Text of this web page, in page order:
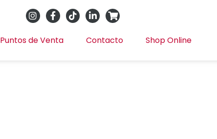
Puntos de Venta Contacto Shop Online